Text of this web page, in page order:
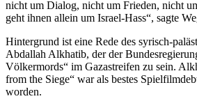
nicht um Dialog, nicht um Frieden, nicht
geht ihnen allein um Israel-Hass“, sagte
Hintergrund ist eine Rede des syrisch-
Abdallah Alkhatib, der der
Völkermords“ im Gazastreifen zu sein.
from the Siege“ war als bestes
worden.